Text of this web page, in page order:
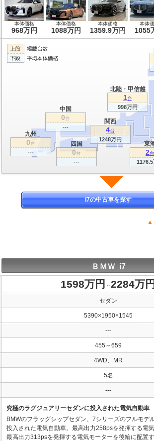
本体価格
968万円
本体価格
1088万円
本体価格
1359.9万円
本体
1055
関西
4台
1248万円
東
2台
1176.5
九州
0台
---
北陸・甲信越
1台
998万円
中国
0台
---
四国
0台
---
i7の中古車を探す
ＢＭＷ i7
1598万円 ～2284万円
セダン
5390×1950×1545
---
455～659
4WD、MR
5名
---
究極のラグジュアリーセダンに投入された電気自動車
BMWのフラッグシップセダン、7シリーズのフルモデ
投入された電気自動車。最高出力258psを発揮する電気
最高出力313psを発揮する電気モーターを後輪に配置